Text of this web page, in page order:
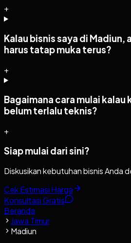
+
Kalau bisnis saya di Madiun,
harus tatap muka terus?
+
Bagaimana cara mulai kalau
belum terlalu teknis?
+
Siap mulai dari sini?
Diskusikan kebutuhan bisnis Anda
Cek Estimasi Harga
Konsultasi Gratis
Beranda
Jawa Timur
Madiun